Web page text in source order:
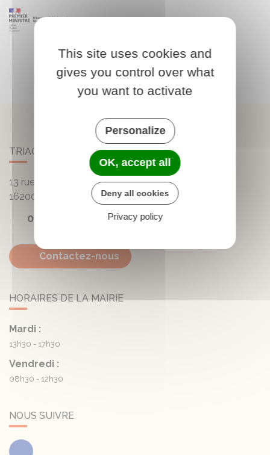
TRIAC-LAUTRAIT
13 rue de la Mairie - Lautrait
16200
Triac-Lautrait
05 45 81 05 41
Contactez-nous
HORAIRES DE LA MAIRIE
Mardi :
13h30 - 17h30
Vendredi :
08h30 - 12h30
NOUS SUIVRE
This site uses cookies and
gives you control over what
you want to activate
Personalize
OK, accept all
Deny all cookies
Privacy policy